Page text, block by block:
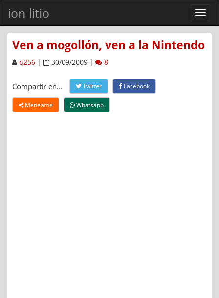
ion litio
Ver
menú
Ven a mogollón, ven a la Nintendo
q256 | 30/09/2009 | 8
Compartir en... Twitter Facebook
Menéame Whatsapp